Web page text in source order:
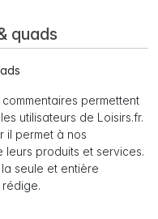
quads
permettent
utilisateurs de Loisirs.fr.
il permet à nos
produits et services.
seule et entière